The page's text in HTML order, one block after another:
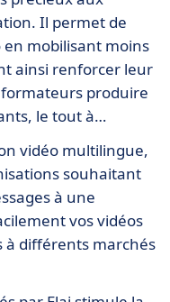
Il permet de
mobilisant moins
ainsi renforcer leur
produire
le tout à
vidéo multilingue,
souhaitant
à une
vos vidéos
à différents marchés